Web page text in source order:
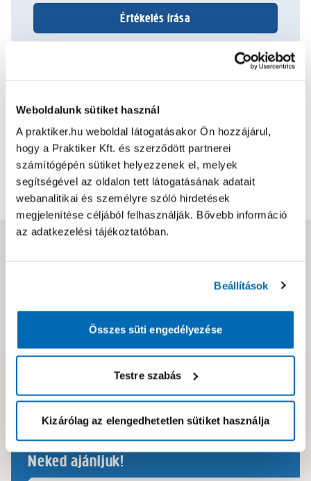
Weboldalunk sütiket használ
A praktiker.hu weboldal látogatásakor Ön hozzájárul,
hogy a Praktiker Kft. és szerződött partnerei
számítógépén sütiket helyezzenek el, melyek
segítségével az oldalon tett látogatásának adatait
webanalitikai és személyre szóló hirdetések
megjelenítése céljából felhasználják. Bővebb információ
az adatkezelési tájékoztatóban.
Beállítások
Összes süti engedélyezése
Testre szabás
Kizárólag az elengedhetetlen sütiket használja
Értékelés írása
egyszerű beépíteni kis mérete miatt
Bővebben
További értékelések
Jótállás, szavatosság
Dokumentumok, felelős személy
Kérjük jelezd nekünk!
Neked ajánljuk!